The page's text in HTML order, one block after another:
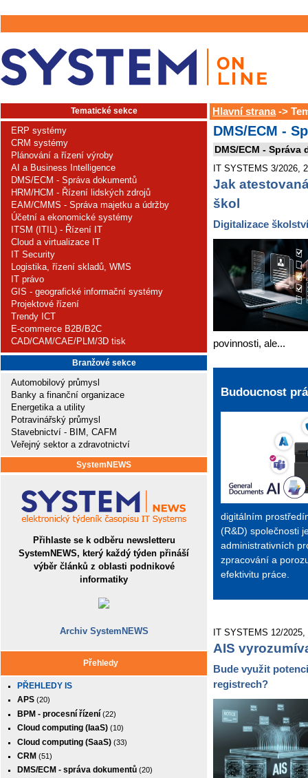
Tematické sekce
ERP systémy
CRM systémy
Plánování a řízení výroby
AI a Business Intelligence
DMS/ECM - Správa dokumentů
HRM/HCM - Řízení lidských zdrojů
EAM/CMMS - Správa majetku a údržby
Účetní a ekonomické systémy
ITSM (ITIL) - Řízení IT
Cloud a virtualizace IT
IT Security
Logistika, řízení skladů, WMS
IT právo
GIS - geografické informační systémy
Projektové řízení
Trendy ICT
E-commerce B2B/B2C
CAD/CAM/CAE/PLM/3D tisk
Branžové sekce
Automobilový průmysl
Banky a finanční organizace
Energetika a utility
Potravinářský průmysl
Stavebnictví - BIM, CAFM
Veřejný sektor a zdravotnictví
SystemNEWS
Přihlaste se k odběru newsletteru
SystemNEWS, který každý týden přináší
výběr článků z oblasti podnikové
informatiky
Archiv SystemNEWS
Přehledy
PŘEHLEDY IS
APS (20)
BPM - procesní řízení (22)
Cloud computing (IaaS) (10)
Cloud computing (SaaS) (33)
CRM (51)
DMS/ECM - správa dokumentů (20)
Hlavní strana->
DMS/ECM -
DMS/ECM -
IT SYSTEMS 3/2026,
Jak
škol
Digitalizace
povinnosti, ale...
Budoucnost
digitálním
(R&D) společnosti
administrativních
zpracování a
efektivitu práce.
IT SYSTEMS 12/
AIS
Bude využit
registrech?